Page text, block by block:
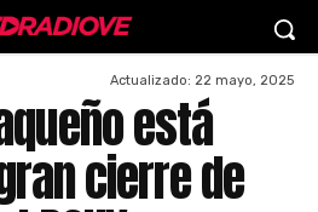
Actualizado: 22 mayo, 2025
está
cierre de